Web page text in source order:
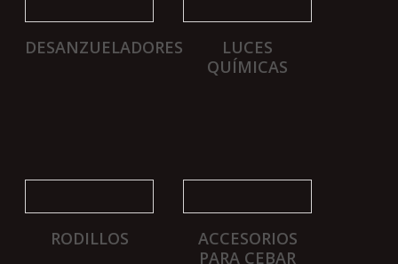
DESANZUELADORES
LUCES
QUÍMICAS
RODILLOS
ACCESORIOS
PARA CEBAR